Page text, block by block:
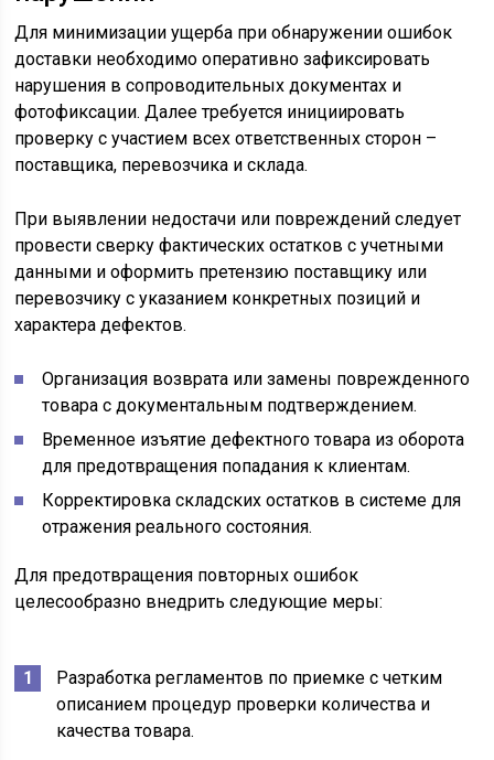
Для минимизации ущерба при обнаружении ошибок
доставки необходимо оперативно зафиксировать
нарушения в сопроводительных документах и
фотофиксации. Далее требуется инициировать
проверку с участием всех ответственных сторон –
поставщика, перевозчика и склада.
При выявлении недостачи или повреждений следует
провести сверку фактических остатков с учетными
данными и оформить претензию поставщику или
перевозчику с указанием конкретных позиций и
характера дефектов.
Организация возврата или замены поврежденного
товара с документальным подтверждением.
Временное изъятие дефектного товара из оборота
для предотвращения попадания к клиентам.
Корректировка складских остатков в системе для
отражения реального состояния.
Для предотвращения повторных ошибок
целесообразно внедрить следующие меры:
Разработка регламентов по приемке с четким
описанием процедур проверки количества и
качества товара.